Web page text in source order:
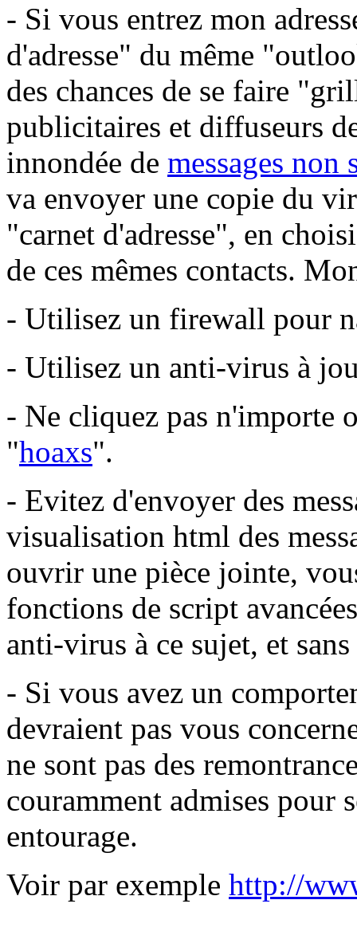
- Si vous entrez mon
d'adresse" du même
des chances de se faire
publicitaires et diffuseurs
innondée de messages non
va envoyer une copie du
"carnet d'adresse", en
de ces mêmes contacts.
- Utilisez un firewall pour
- Utilisez un anti-virus à
- Ne cliquez pas n'importe
"hoaxs".
- Evitez d'envoyer des
visualisation html des
ouvrir une pièce jointe,
fonctions de script
anti-virus à ce sujet, et
- Si vous avez un
devraient pas vous
ne sont pas des
couramment admises pour
entourage.
Voir par exemple http://